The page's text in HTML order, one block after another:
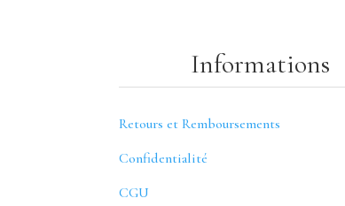
Informations
Retours et Remboursements
Confidentialité
CGU